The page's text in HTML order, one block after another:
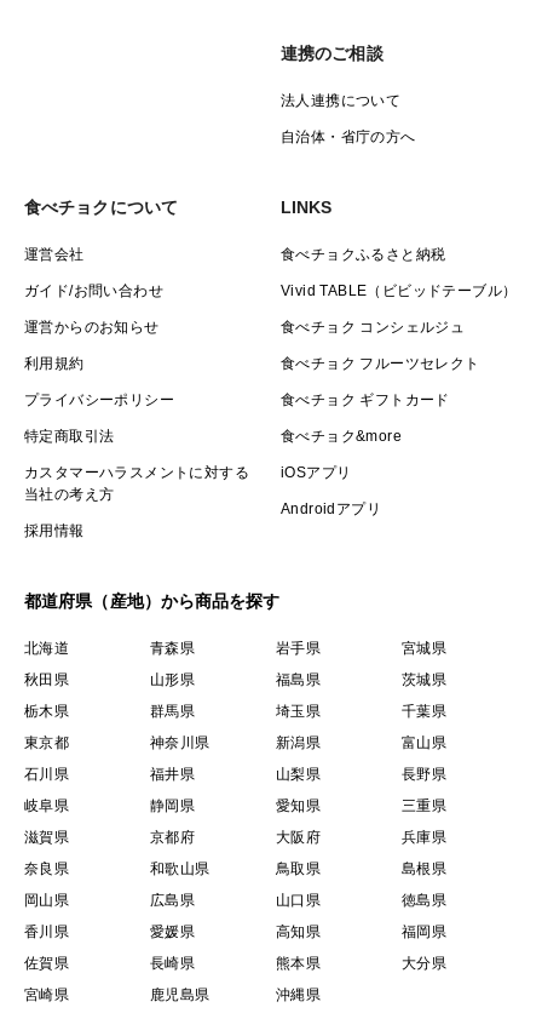
連携のご相談
法人連携について
自治体・省庁の方へ
食べチョクについて
運営会社
ガイド/お問い合わせ
運営からのお知らせ
利用規約
プライバシーポリシー
特定商取引法
カスタマーハラスメントに対する
当社の考え方
採用情報
LINKS
食べチョクふるさと納税
Vivid TABLE（ビビッドテーブル）
食べチョク コンシェルジュ
食べチョク フルーツセレクト
食べチョク ギフトカード
食べチョク&more
iOSアプリ
Androidアプリ
都道府県（産地）から商品を探す
北海道 青森県 岩手県
宮城県
秋田県
山形県 福島県
茨城県
栃木県
群馬県 埼玉県
千葉県
東京都
神奈川県 新潟県
富山県
石川県
福井県 山梨県
長野県
岐阜県
静岡県 愛知県
三重県
滋賀県
京都府 大阪府
兵庫県
奈良県
和歌山県 鳥取県
島根県
岡山県
広島県 山口県
徳島県
香川県
愛媛県 高知県
福岡県
佐賀県
長崎県 熊本県
大分県
宮崎県
鹿児島県 沖縄県